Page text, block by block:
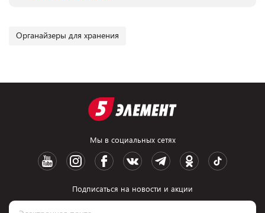
Органайзеры для хранения
Мы в социальных сетях
Подписаться на новости и акции